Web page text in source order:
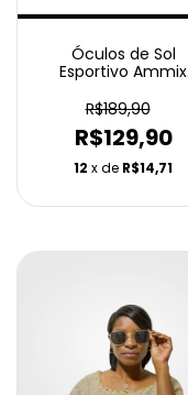
Óculos de Sol
Esportivo Ammix
R$189,90
R$129,90
12 x de R$14,71